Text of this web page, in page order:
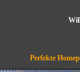
Perfekte